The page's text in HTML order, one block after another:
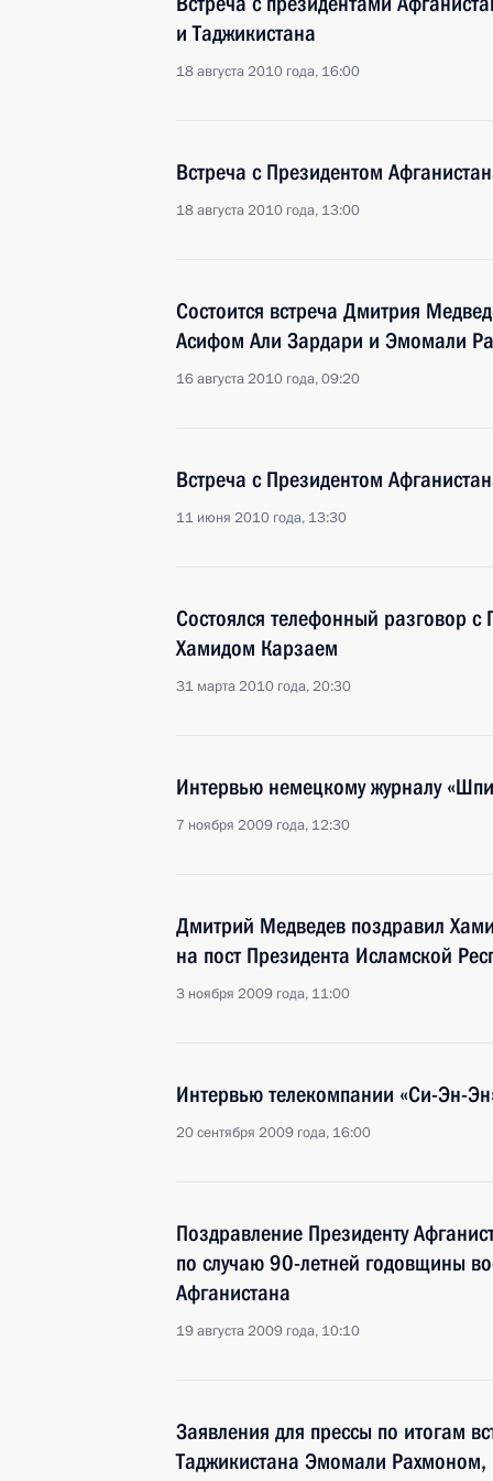
и Таджикистана
18 августа 2010 года, 16:00
Встреча с Президентом
18 августа 2010 года, 13:00
Состоится встреча Дмитрия
Асифом Али Зардари и Эмомали
16 августа 2010 года, 09:20
Встреча с Президентом
11 июня 2010 года, 13:30
Состоялся телефонный разговор
Хамидом Карзаем
31 марта 2010 года, 20:30
Интервью немецкому журналу
7 ноября 2009 года, 12:30
Дмитрий Медведев поздравил
на пост Президента Исламской
3 ноября 2009 года, 11:00
Интервью телекомпании «Си-Эн-
20 сентября 2009 года, 16:00
Поздравление Президенту
по случаю 90-летней годовщины
Афганистана
19 августа 2009 года, 10:10
Заявления для прессы по итогам
Таджикистана Эмомали Рахмоном,